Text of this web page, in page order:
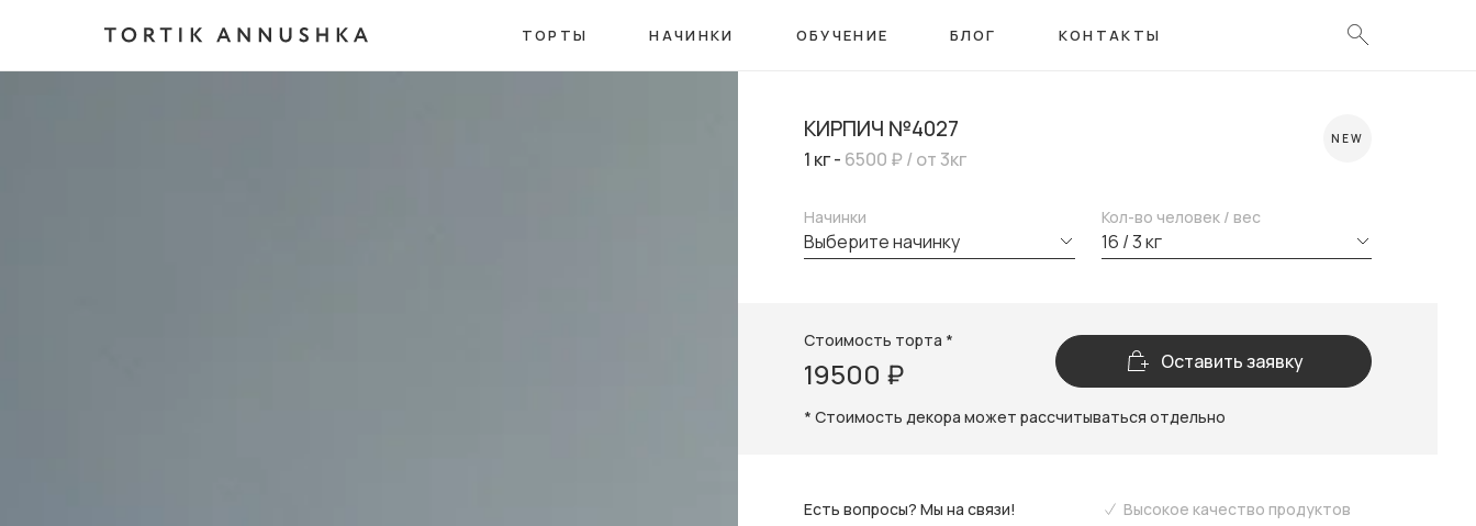
ТОРТЫ НАЧИНКИ ОБУЧЕНИЕ БЛОГ КОНТАКТЫ
КИРПИЧ №4027
1 кг - 6500 ₽ / от 3кг
NEW
Начинки
выберите начинку
Кол-во человек / вес
16 / 3 кг
Стоимость торта *
19500 ₽ Оставить заявку
* Стоимость декора может рассчитываться отдельно
Есть вопросы? Мы на связи!
Высокое качество продуктов